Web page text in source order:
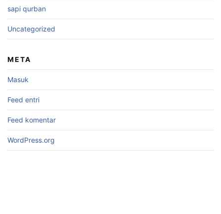
sapi qurban
Uncategorized
META
Masuk
Feed entri
Feed komentar
WordPress.org